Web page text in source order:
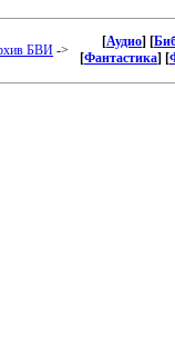
БВИ ->
[Аудио] [
[Фантастика] [